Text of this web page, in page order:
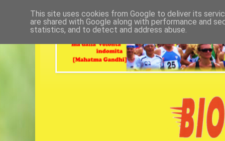
This site uses cookies from Google to deliver its
are shared with Google along with performance and
statistics, and to detect and address abuse.